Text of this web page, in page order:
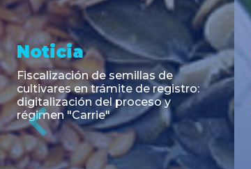
Asesoramiento y
Transacciones
PAGBAM asesoró a Cencosud S.A.
y a los agentes colocadores en la
emisión del Fideicomiso Financiero
Cencosud Serie LIX bajo el régimen
de autorización automática para
em...Previous